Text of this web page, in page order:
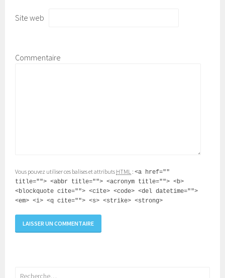
Site web
Commentaire
Vous pouvez utiliser ces balises et attributs HTML :<a href=""
title=""> <abbr title=""> <acronym title=""> <b>
<blockquote cite=""> <cite> <code> <del datetime="">
<em> <i> <q cite=""> <s> <strike> <strong>
Rechercher :